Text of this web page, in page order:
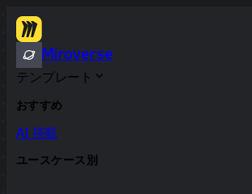
Miroverse
テンプレート
おすすめ
AI 搭載
ユースケース別